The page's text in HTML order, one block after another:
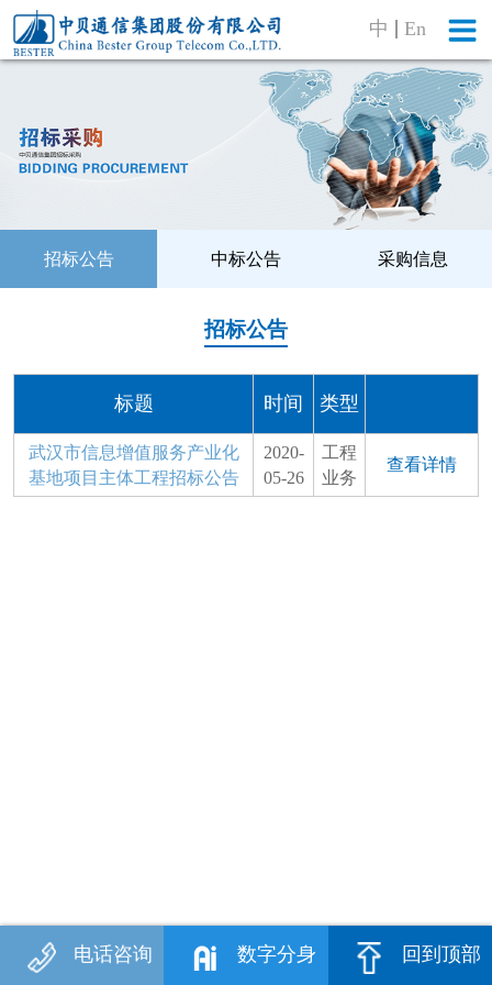
中 En
招标公告 中标公告 采购信息
招标公告
标题 时间 类型
武汉市信息增值服务产业化
基地项目主体工程招标公告
2020-
05-26
工程
业务
查看详情
电话咨询 数字分身 回到顶部